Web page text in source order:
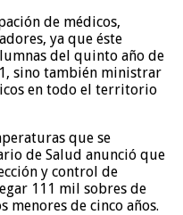
de médicos,
ya que éste
del quinto año de
sino también ministrar
en todo el territorio
que se
de Salud anunció que
y control de
111 mil sobres de
menores de cinco años.